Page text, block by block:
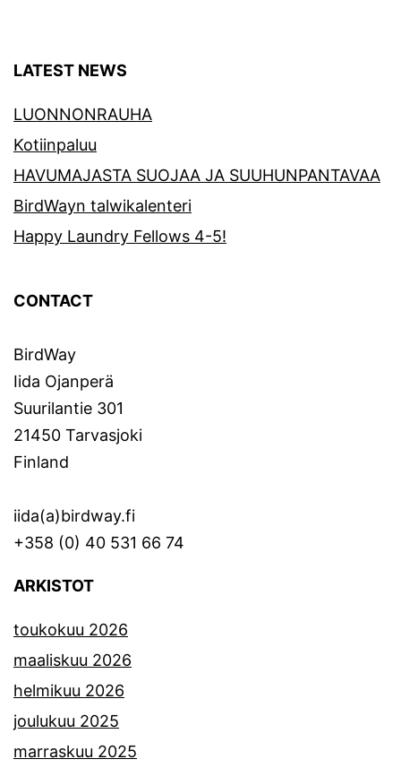
LATEST NEWS
LUONNONRAUHA
Kotiinpaluu
HAVUMAJASTA SUOJAA JA SUUHUNPANTAVAA
BirdWayn talwikalenteri
Happy Laundry Fellows 4-5!
CONTACT
BirdWay
Iida Ojanperä
Suurilantie 301
21450 Tarvasjoki
Finland
iida(a)birdway.fi
+358 (0) 40 531 66 74
ARKISTOT
toukokuu 2026
maaliskuu 2026
helmikuu 2026
joulukuu 2025
marraskuu 2025